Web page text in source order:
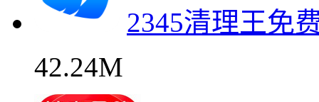
2345清理王免
42.24M